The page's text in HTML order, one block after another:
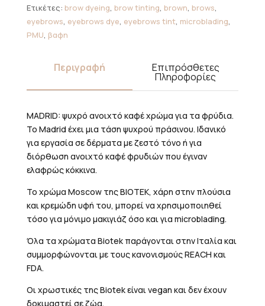
Ετικέτες: brow dyeing brow tinting brown brows
eyebrows eyebrows dye eyebrows tint, microblading
PMU βαφη
Περιγραφή Επιπρόσθετες
Πληροφορίες
MADRID: ψυχρό ανοιχτό καφέ χρώμα για τα φρύδια.
Το Madrid έχει μια τάση ψυχρού πράσινου. Ιδανικό
για εργασία σε δέρματα με ζεστό τόνο ή για
διόρθωση ανοιχτό καφέ φρυδιών που έγιναν
ελαφρώς κόκκινα.
Το χρώμα Moscow της BIOTEK, χάρη στην πλούσια
και κρεμώδη υφή του, μπορεί να χρησιμοποιηθεί
τόσο για μόνιμο μακιγιάζ όσο και για microblading.
Όλα τα χρώματα Biotek παράγονται στην Ιταλία και
συμμορφώνονται με τους κανονισμούς REACH και
FDA.
Οι χρωστικές της Biotek είναι vegan και δεν έχουν
δοκιμαστεί σε ζώα.